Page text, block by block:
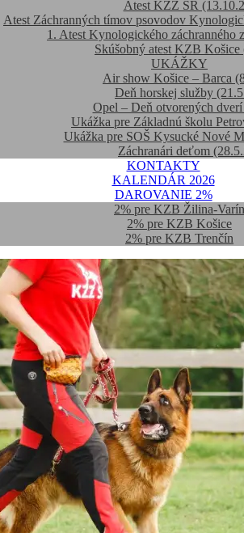
Atest KZZ SR
Atest Záchranných tímov psovodov
1. Atest Kynologického záchranného
Skúšobný atest KZB Košice
UKÁŽKY
Air show Košice – Barca
Deň horskej služby
Opel – Deň otvorených
Ukážka pre Základnú školu
Ukážka pre SOŠ Kysucké Nové
Záchranári deťom
KONTAKTY
KALENDÁR 2026
DAROVANIE 2%
2% pre KZB Žilina-Varín
2% pre KZB Košice
2% pre KZB Trenčín